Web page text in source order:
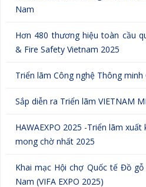
Nam
Hơn 480 thương hiệu toàn cầu
& Fire Safety Vietnam 2025
Triển lãm Công nghệ Thông
Sắp diễn ra Triển lãm VIETNAM
HAWAEXPO 2025 -Triển lãm
mong chờ nhất 2025
Khai mạc Hội chợ Quốc tế Đồ
Nam (VIFA EXPO 2025)